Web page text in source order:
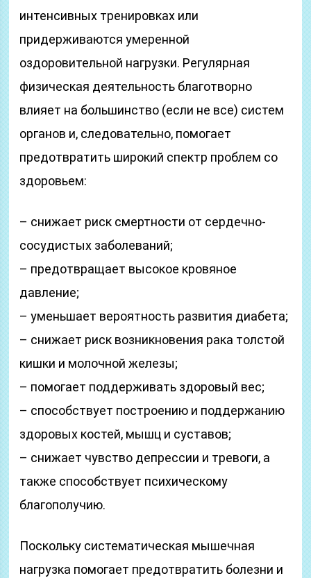
интенсивных тренировках или
придерживаются умеренной
оздоровительной нагрузки. Регулярная
физическая деятельность благотворно
влияет на большинство (если не все) систем
органов и, следовательно, помогает
предотвратить широкий спектр проблем со
здоровьем:
– снижает риск смертности от сердечно-
сосудистых заболеваний;
– предотвращает высокое кровяное
давление;
– уменьшает вероятность развития диабета;
– снижает риск возникновения рака толстой
кишки и молочной железы;
– помогает поддерживать здоровый вес;
– способствует построению и поддержанию
здоровых костей, мышц и суставов;
– снижает чувство депрессии и тревоги, а
также способствует психическому
благополучию.
Поскольку систематическая мышечная
нагрузка помогает предотвратить болезни и